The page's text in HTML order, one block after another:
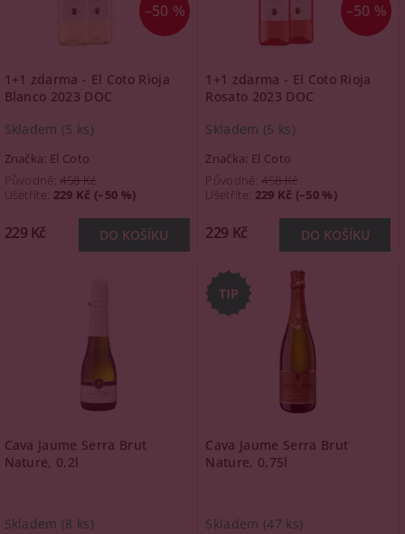
–50 %
1+1 zdarma - El Coto Rioja
Blanco 2023 DOC
Skladem (5 ks)
Značka: El Coto
Původně:458 Kč
Ušetříte: 229 Kč (–50 %)
229 Kč
–50 %
1+1 zdarma - El Coto Rioja
Rosato 2023 DOC
Skladem (5 ks)
Značka: El Coto
Původně:458 Kč
Ušetříte: 229 Kč (–50 %)
229 Kč
Cava Jaume Serra Brut
Nature, 0,2l
Skladem (8 ks)
Cava Jaume Serra Brut
Nature, 0,75l
Skladem (47 ks)